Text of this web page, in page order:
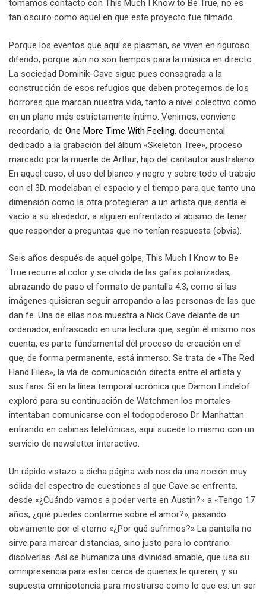
tomamos contacto con This Much I Know to Be True, no es
tan oscuro como aquel en que este proyecto fue filmado.
Porque los eventos que aquí se plasman, se viven en riguroso
diferido; porque aún no son tiempos para la música en directo.
La sociedad Dominik-Cave sigue pues consagrada a la
construcción de esos refugios que deben protegernos de los
horrores que marcan nuestra vida, tanto a nivel colectivo como
en un plano más estrictamente íntimo. Venimos, conviene
recordarlo, de One More Time With Feeling, documental
dedicado a la grabación del álbum «Skeleton Tree», proceso
marcado por la muerte de Arthur, hijo del cantautor australiano.
En aquel caso, el uso del blanco y negro y sobre todo el trabajo
con el 3D, modelaban el espacio y el tiempo para que tanto una
dimensión como la otra protegieran a un artista que sentía el
vacío a su alrededor; a alguien enfrentado al abismo de tener
que responder a preguntas que no tenían respuesta (obvia).
Seis años después de aquel golpe, This Much I Know to Be
True recurre al color y se olvida de las gafas polarizadas,
abrazando de paso el formato de pantalla 4:3, como si las
imágenes quisieran seguir arropando a las personas de las que
dan fe. Una de ellas nos muestra a Nick Cave delante de un
ordenador, enfrascado en una lectura que, según él mismo nos
cuenta, es parte fundamental del proceso de creación en el
que, de forma permanente, está inmerso. Se trata de «The Red
Hand Files», la vía de comunicación directa entre el artista y
sus fans. Si en la línea temporal ucrónica que Damon Lindelof
exploró para su continuación de Watchmen los mortales
intentaban comunicarse con el todopoderoso Dr. Manhattan
entrando en cabinas telefónicas, aquí sucede lo mismo con un
servicio de newsletter interactivo.
Un rápido vistazo a dicha página web nos da una noción muy
sólida del espectro de cuestiones al que Cave se enfrenta,
desde «¿Cuándo vamos a poder verte en Austin?» a «Tengo 17
años, ¿qué puedes contarme sobre el amor?», pasando
obviamente por el eterno «¿Por qué sufrimos?» La pantalla no
sirve para marcar distancias, sino justo para lo contrario:
disolverlas. Así se humaniza una divinidad amable, que usa su
omnipresencia para estar cerca de quienes le quieren, y su
supuesta omnipotencia para mostrarse como lo que es: un ser